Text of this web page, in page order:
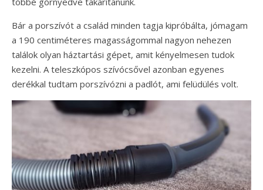
Bár a porszívót a család minden tagja kipróbálta, jómagam
a 190 centiméteres magasságommal nagyon nehezen
találok olyan háztartási gépet, amit kényelmesen tudok
kezelni. A teleszkópos szívócsővel azonban egyenes
derékkal tudtam porszívózni a padlót, ami felüdülés volt.